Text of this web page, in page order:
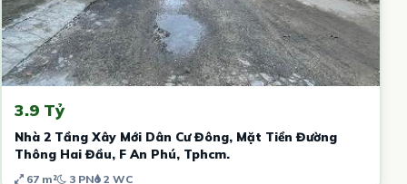
3.9 Tỷ
Nhà 2 Tầng Xây Mới Dân Cư Đông, Mặt Tiền Đường
Thông Hai Đầu, F An Phú, Tphcm.
67 m² 3 PN 2 WC